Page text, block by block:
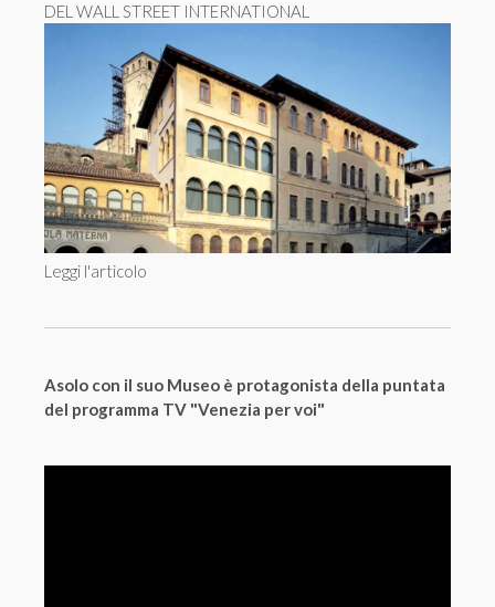
DEL WALL STREET INTERNATIONAL
Leggi l'articolo
Asolo con il suo Museo è protagonista della puntata
del programma TV "Venezia per voi"